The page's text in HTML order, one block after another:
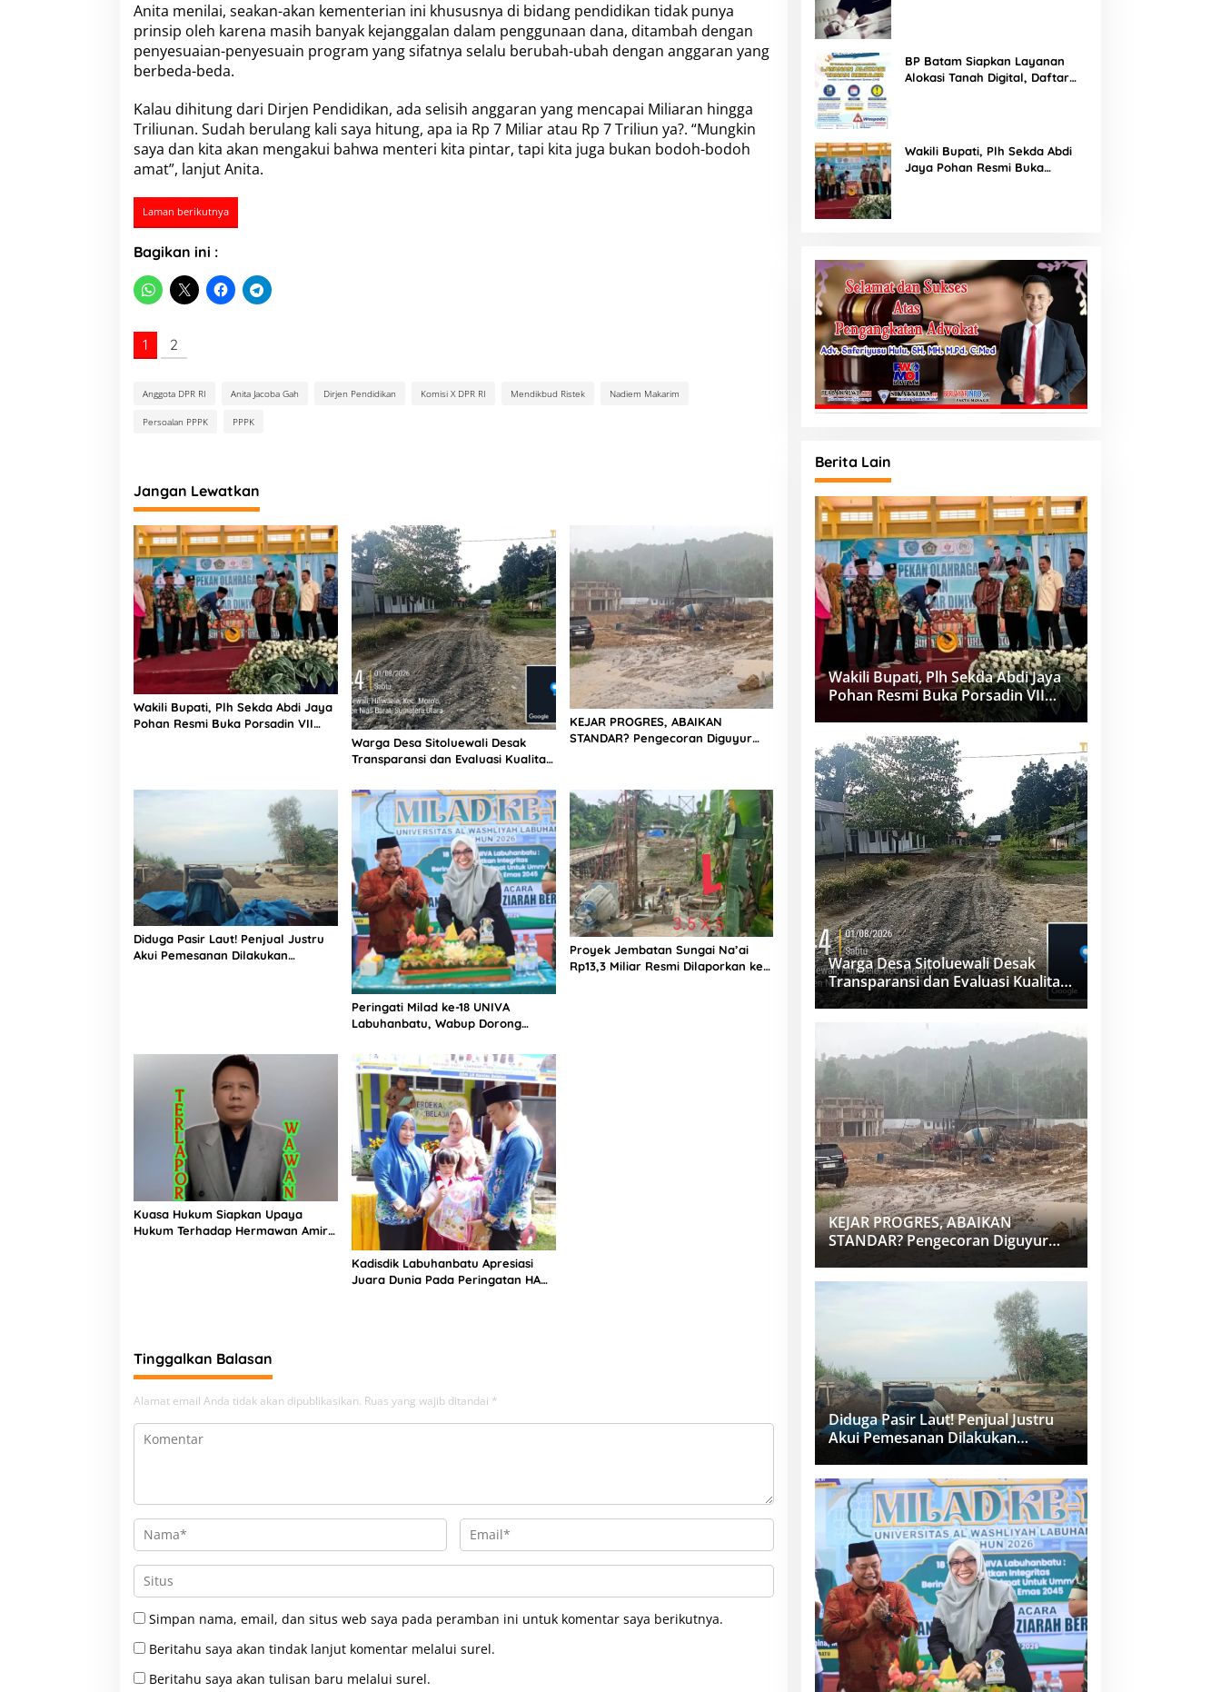
P
R
R
s
a
l
N
y
a
k
Anita menilai, seakan-akan kementerian ini khususnya di bidang pendidikan tidak punya
prinsip oleh karena masih banyak kejanggalan dalam penggunaan dana, ditambah dengan
penyesuaian-penyesuain program yang sifatnya selalu berubah-ubah dengan anggaran yang
berbeda-beda.
Kalau dihitung dari Dirjen Pendidikan, ada selisih anggaran yang mencapai Miliaran hingga
Triliunan. Sudah berulang kali saya hitung, apa ia Rp 7 Miliar atau Rp 7 Triliun ya?. “Mungkin
saya dan kita akan mengakui bahwa menteri kita pintar, tapi kita juga bukan bodoh-bodoh
amat”, lanjut Anita.
Laman berikutnya
Bagikan ini :
1 2
Anggota DPR RI Anita Jacoba Gah Dirjen Pendidikan Komisi X DPR RI Mendikbud Ristek Nadiem Makarim
Persoalan PPPK PPPK
Jangan Lewatkan
Wakili Bupati, Plh Sekda Abdi Jaya
Pohan Resmi Buka Porsadin VII
Warga Desa Sitoluewali Desak
Transparansi dan Evaluasi Kualitas
Informasi
KEJAR PROGRES, ABAIKAN
STANDAR? Pengecoran Diguyur
dan PPK Bungkam
Diduga Pasir Laut! Penjual Justru
Akui Pemesanan Dilakukan
Peringati Milad ke-18 UNIVA
Labuhanbatu, Wabup Dorong
Indonesia Emas 2045
Proyek Jembatan Sungai Na’ai
Rp13,3 Miliar Resmi Dilaporkan ke
Kuasa Hukum Siapkan Upaya
Hukum Terhadap Hermawan Amir
Kadisdik Labuhanbatu Apresiasi
Juara Dunia Pada Peringatan HAN
Tinggalkan Balasan
Alamat email Anda tidak akan dipublikasikan. Ruas yang wajib ditandai *
Simpan nama, email, dan situs web saya pada peramban ini untuk komentar saya berikutnya.
Beritahu saya akan tindak lanjut komentar melalui surel.
Beritahu saya akan tulisan baru melalui surel.
BP Batam Siapkan Layanan
Alokasi Tanah Digital, Daftar
Wakili Bupati, Plh Sekda Abdi
Jaya Pohan Resmi Buka
Berita Lain
Wakili Bupati, Plh Sekda Abdi Jaya
Pohan Resmi Buka Porsadin VII
Kabupaten Labuhanbatu
Warga Desa Sitoluewali Desak
Transparansi dan Evaluasi Kualitas
Proyek Jalan, Diduga Minim
KEJAR PROGRES, ABAIKAN
STANDAR? Pengecoran Diguyur
Hujan di Proyek Rp87,34 Miliar
Sukma Nias, Konsultan, Pengawas
dan PPK Bungkam
Diduga Pasir Laut! Penjual Justru
Akui Pemesanan Dilakukan
Langsung Humas Proyek Sukma